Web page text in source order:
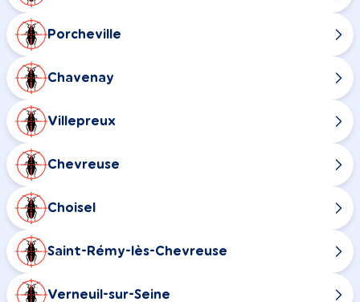
Porcheville
Chavenay
Villepreux
Chevreuse
Choisel
Saint-Rémy-lès-Chevreuse
Verneuil-sur-Seine